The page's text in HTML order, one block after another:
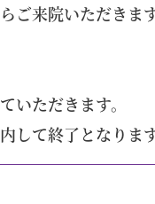
ご来院いただきます
いただきます。
して終了となります